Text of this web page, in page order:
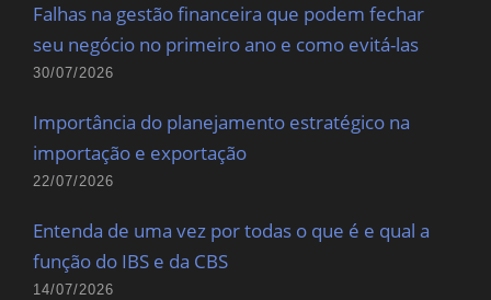
Falhas na gestão financeira que podem fechar
seu negócio no primeiro ano e como evitá-las
30/07/2026
Importância do planejamento estratégico na
importação e exportação
22/07/2026
Entenda de uma vez por todas o que é e qual a
função do IBS e da CBS
14/07/2026